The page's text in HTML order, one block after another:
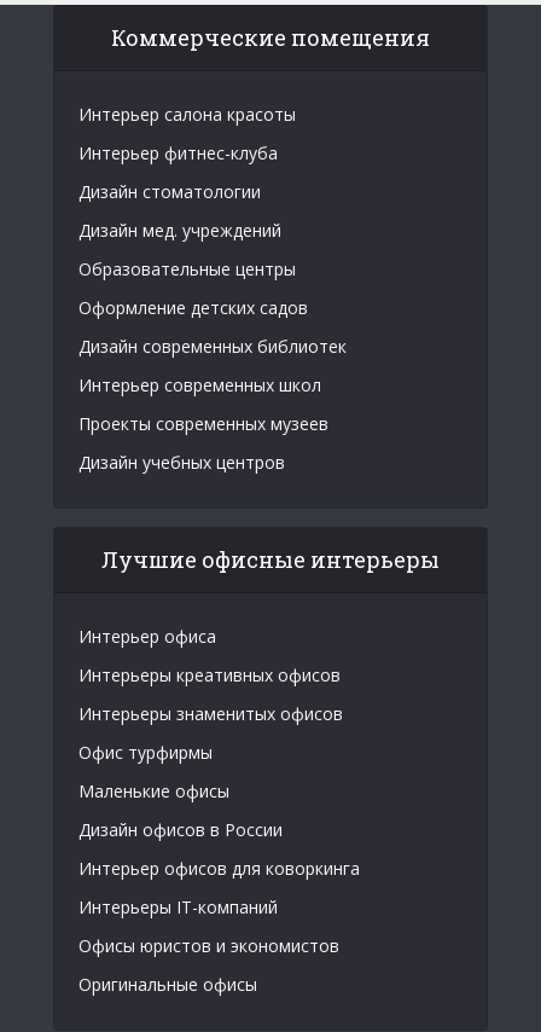
Коммерческие помещения
Интерьер салона красоты
Интерьер фитнес-клуба
Дизайн стоматологии
Дизайн мед. учреждений
Образовательные центры
Оформление детских садов
Дизайн современных библиотек
Интерьер современных школ
Проекты современных музеев
Дизайн учебных центров
Лучшие офисные интерьеры
Интерьер офиса
Интерьеры креативных офисов
Интерьеры знаменитых офисов
Офис турфирмы
Маленькие офисы
Дизайн офисов в России
Интерьер офисов для коворкинга
Интерьеры IT-компаний
Офисы юристов и экономистов
Оригинальные офисы